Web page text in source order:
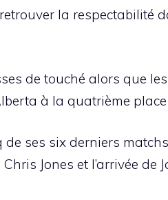
la
de touché alors que
à la quatrième
ses six derniers
Jones et l’arrivée de